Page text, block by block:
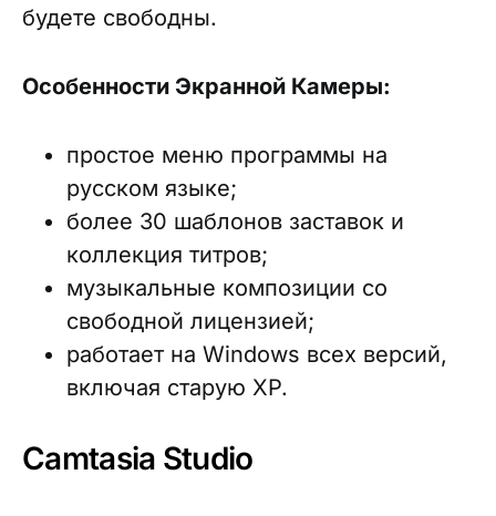
будете свободны.
Особенности Экранной Камеры:
простое меню программы на
русском языке;
более 30 шаблонов заставок и
коллекция титров;
музыкальные композиции со
свободной лицензией;
работает на Windows всех версий,
включая старую XP.
Camtasia Studio